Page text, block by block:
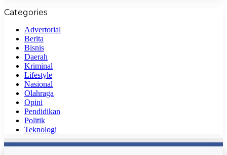
Categories
Advertorial
Berita
Bisnis
Daerah
Kriminal
Lifestyle
Nasional
Olahraga
Opini
Pendidikan
Politik
Teknologi